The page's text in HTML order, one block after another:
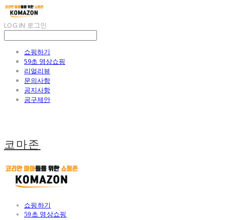
LOG IN 로그인
쇼핑하기
59초 영상쇼핑
리얼리뷰
문의사항
공지사항
공구제안
코마존
쇼핑하기
59초 영상쇼핑